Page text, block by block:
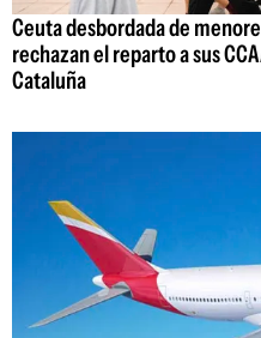
Ceuta desbordada de
rechazan el reparto a sus
Cataluña